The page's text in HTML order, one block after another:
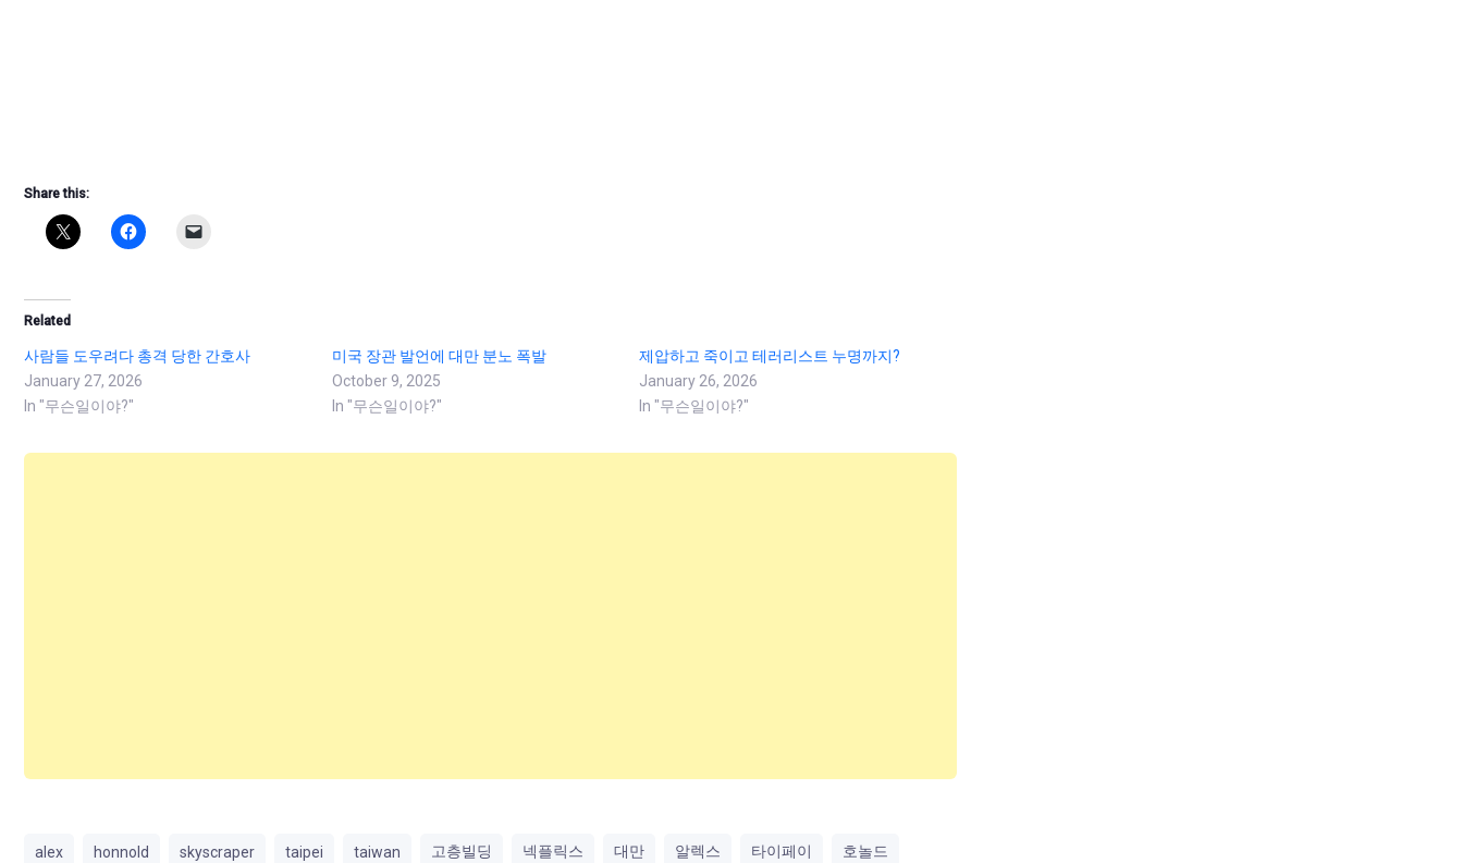
Share this:
Related
사람들 도우려다 총격 당한 간호사
January 27, 2026
In "무슨일이야?"
미국 장관 발언에 대만 분노 폭발
October 9, 2025
In "무슨일이야?"
제압하고 죽이고 테러리스트 누명까지?
January 26, 2026
In "무슨일이야?"
alex honnold skyscraper taipei taiwan 고층빌딩 넥플릭스 대만 알렉스 타이페이 호놀드